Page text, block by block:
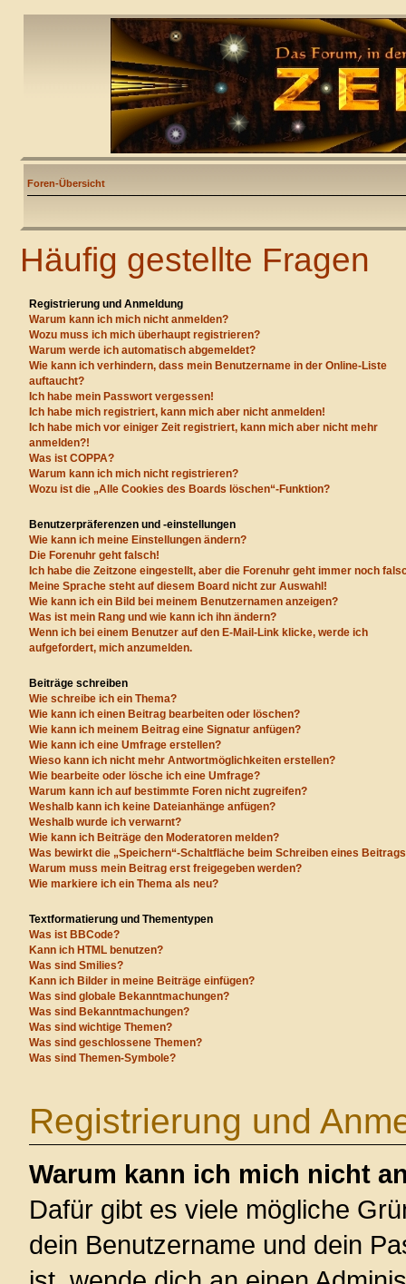
Foren-Übersicht
Häufig gestellte Fragen
Registrierung und Anmeldung
Warum kann ich mich nicht anmelden?
Wozu muss ich mich überhaupt registrieren?
Warum werde ich automatisch abgemeldet?
Wie kann ich verhindern, dass mein Benutzername in der Online-Liste
auftaucht?
Ich habe mein Passwort vergessen!
Ich habe mich registriert, kann mich aber nicht anmelden!
Ich habe mich vor einiger Zeit registriert, kann mich aber nicht mehr
anmelden?!
Was ist COPPA?
Warum kann ich mich nicht registrieren?
Wozu ist die „Alle Cookies des Boards löschen“-Funktion?
Benutzerpräferenzen und -einstellungen
Wie kann ich meine Einstellungen ändern?
Die Forenuhr geht falsch!
Ich habe die Zeitzone eingestellt, aber die Forenuhr geht immer noch
Meine Sprache steht auf diesem Board nicht zur Auswahl!
Wie kann ich ein Bild bei meinem Benutzernamen anzeigen?
Was ist mein Rang und wie kann ich ihn ändern?
Wenn ich bei einem Benutzer auf den E-Mail-Link klicke, werde ich
aufgefordert, mich anzumelden.
Beiträge schreiben
Wie schreibe ich ein Thema?
Wie kann ich einen Beitrag bearbeiten oder löschen?
Wie kann ich meinem Beitrag eine Signatur anfügen?
Wie kann ich eine Umfrage erstellen?
Wieso kann ich nicht mehr Antwortmöglichkeiten erstellen?
Wie bearbeite oder lösche ich eine Umfrage?
Warum kann ich auf bestimmte Foren nicht zugreifen?
Weshalb kann ich keine Dateianhänge anfügen?
Weshalb wurde ich verwarnt?
Wie kann ich Beiträge den Moderatoren melden?
Was bewirkt die „Speichern“-Schaltfläche beim Schreiben eines
Warum muss mein Beitrag erst freigegeben werden?
Wie markiere ich ein Thema als neu?
Textformatierung und Thementypen
Was ist BBCode?
Kann ich HTML benutzen?
Was sind Smilies?
Kann ich Bilder in meine Beiträge einfügen?
Was sind globale Bekanntmachungen?
Was sind Bekanntmachungen?
Was sind wichtige Themen?
Was sind geschlossene Themen?
Was sind Themen-Symbole?
Registrierung und
Warum kann ich mich nicht
Dafür gibt es viele mögliche
dein Benutzername und dein